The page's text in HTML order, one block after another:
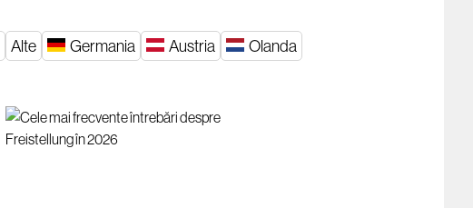
Alte Germania Austria Olanda